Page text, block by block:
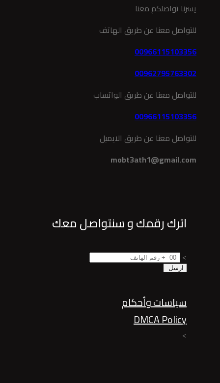
يسرنا تواصلكم معنا
للتواصل معنا عن طريق الهاتف
00966115103356
00962795763302
للتواصل معنا عن طريق الواتساب
00966115103356
للتواصل معنا عن طريق الايميل
mobt3ath1@gmail.com
اترك رقمك و سنتواصل معك
>
سياسات وأحكام
DMCA Policy
>